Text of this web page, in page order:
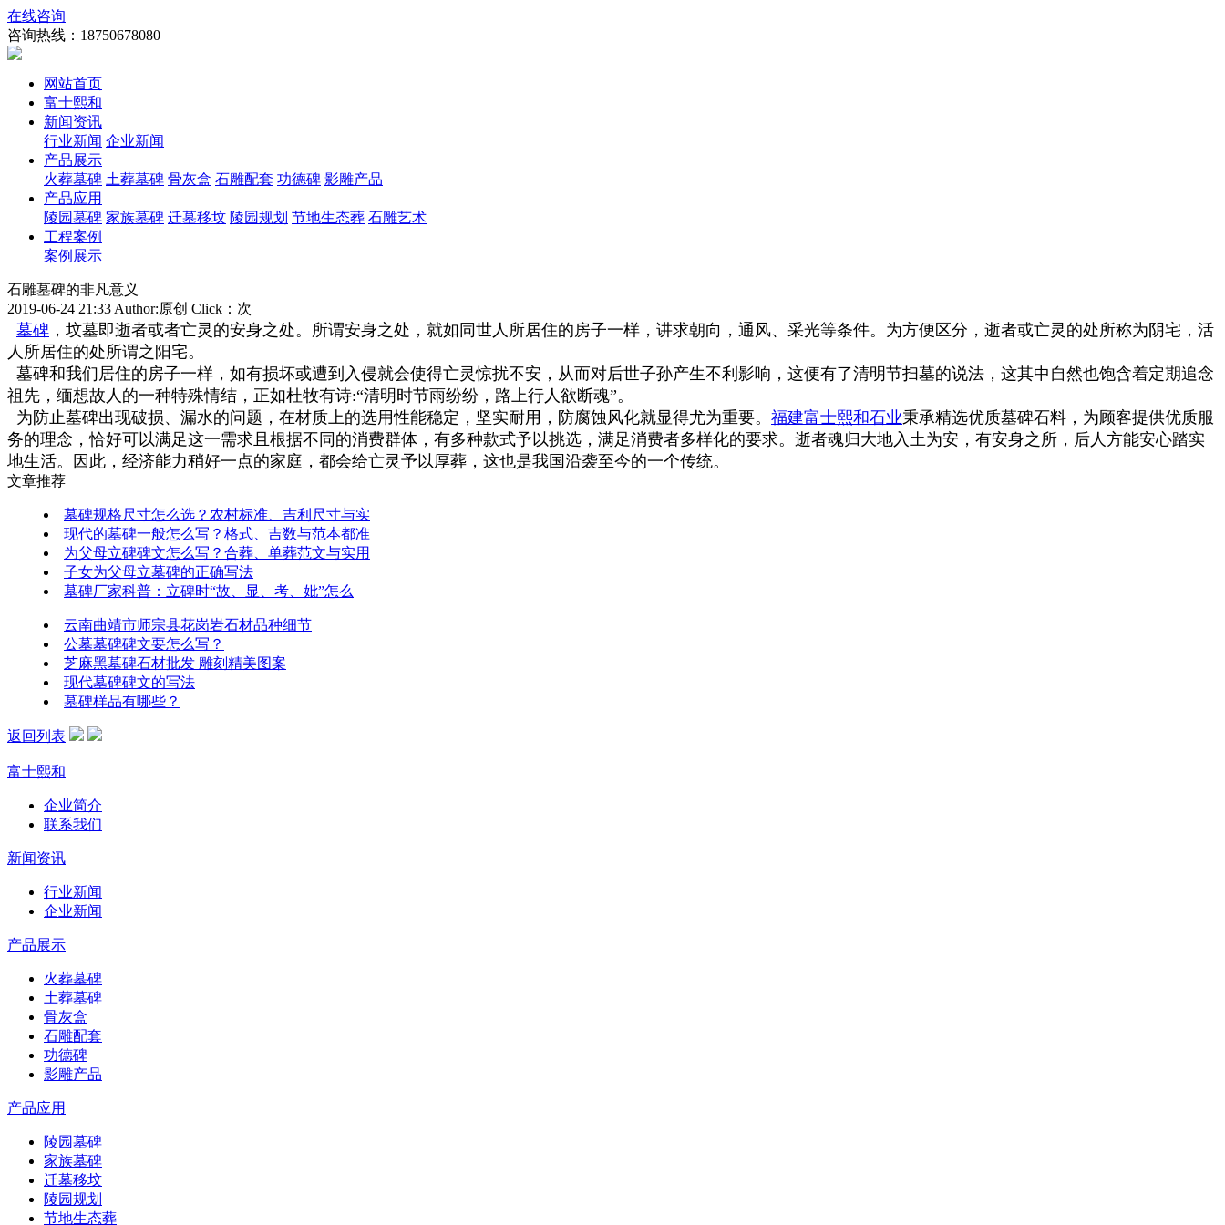
在线咨询
咨询热线： 18750678080
网站首页
富士熙和
新闻资讯
行业新闻 企业新闻
产品展示
火葬墓碑 土葬墓碑 骨灰盒 石雕配套 功德碑 影雕产品
产品应用
陵园墓碑 家族墓碑 迁墓移坟 陵园规划 节地生态葬 石雕艺术
工程案例
案例展示
石雕墓碑的非凡意义
2019-06-24 21:33 Author:原创 Click： 次
墓碑 ，坟墓即逝者或者亡灵的安身之处。所谓安身之处，就如同世人所居住的房子一样，讲求朝向，通风、采光等条件。为方便区分，逝者或亡灵的处所称为阴宅，活
人所居住的处所谓之阳宅。
墓碑和我们居住的房子一样，如有损坏或遭到入侵就会使得亡灵惊扰不安，从而对后世子孙产生不利影响，这便有了清明节扫墓的说法，这其中自然也饱含着定期追念
祖先，缅想故人的一种特殊情结，正如杜牧有诗:“清明时节雨纷纷，路上行人欲断魂”。
为防止墓碑出现破损、漏水的问题，在材质上的选用性能稳定，坚实耐用，防腐蚀风化就显得尤为重要。 福建富士熙和石业秉承精选优质墓碑石料，为顾客提供优质服
务的理念，恰好可以满足这一需求且根据不同的消费群体，有多种款式予以挑选，满足消费者多样化的要求。逝者魂归大地入土为安，有安身之所，后人方能安心踏实
地生活。因此，经济能力稍好一点的家庭，都会给亡灵予以厚葬，这也是我国沿袭至今的一个传统。
文章推荐
墓碑规格尺寸怎么选？农村标准、吉利尺寸与实
现代的墓碑一般怎么写？格式、吉数与范本都准
为父母立碑碑文怎么写？合葬、单葬范文与实用
子女为父母立墓碑的正确写法
墓碑厂家科普：立碑时“故、显、考、妣”怎么
云南曲靖市师宗县花岗岩石材品种细节
公墓墓碑碑文要怎么写？
芝麻黑墓碑石材批发 雕刻精美图案
现代墓碑碑文的写法
墓碑样品有哪些？
返回列表
富士熙和
企业简介
联系我们
新闻资讯
行业新闻
企业新闻
产品展示
火葬墓碑
土葬墓碑
骨灰盒
石雕配套
功德碑
影雕产品
产品应用
陵园墓碑
家族墓碑
迁墓移坟
陵园规划
节地生态葬